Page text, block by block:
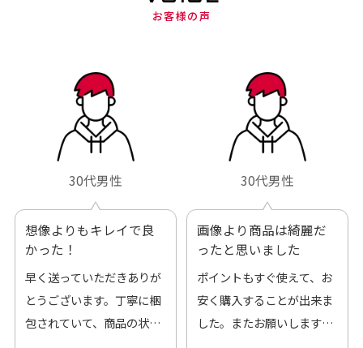
お客様の声
30代男性
想像よりもキレイで良
かった！
早く送っていただきありが
とうございます。丁寧に梱
包されていて、商品の状態
30代男性
画像より商品は綺麗だ
ったと思いました
ポイントもすぐ使えて、お
安く購入することが出来ま
した。またお願いします、